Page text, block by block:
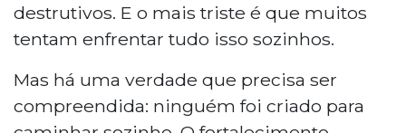
destrutivos. E o mais triste é que muitos
tentam enfrentar tudo isso sozinhos.
Mas há uma verdade que precisa ser
compreendida: ninguém foi criado para